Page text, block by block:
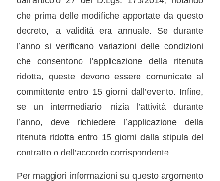
che prima delle modifiche apportate da questo
decreto, la validità era annuale. Se durante
l’anno si verificano variazioni delle condizioni
che consentono l’applicazione della ritenuta
ridotta, queste devono essere comunicate al
committente entro 15 giorni dall’evento. Infine,
se un intermediario inizia l’attività durante
l’anno, deve richiedere l’applicazione della
ritenuta ridotta entro 15 giorni dalla stipula del
contratto o dell’accordo corrispondente.
Per maggiori informazioni su questo argomento